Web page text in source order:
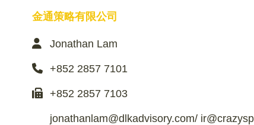
金通策略有限公司
Jonathan Lam
+852 2857 7101
+852 2857 7103
jonathanlam@dlkadvisory.com/